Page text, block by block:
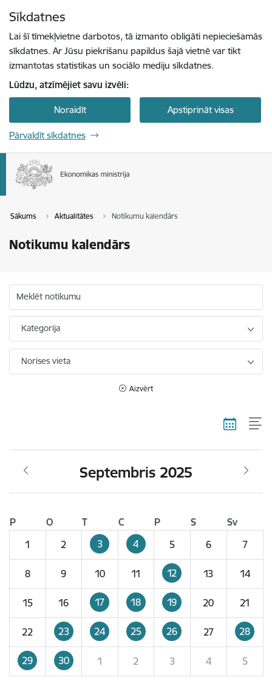
Sīkdatnes
Lai šī tīmekļvietne darbotos, tā izmanto obligāti nepieciešamās
sīkdatnes. Ar Jūsu piekrišanu papildus šajā vietnē var tikt
izmantotas statistikas un sociālo mediju sīkdatnes.
Lūdzu, atzīmējiet savu izvēli:
Noraidīt Apstiprināt visas
Pārvaldīt sīkdatnes
Sākums Aktualitātes Notikumu kalendārs
Notikumu kalendārs
Meklēt notikumu
Kategorija
Norises vieta
Aizvērt
Septembris 2025
P O T C P S
Sv
1
2 3 4 5 6 7
8 9 10 11 12 13 14
15 16 17 18 19 20 21
22 23 24 25 26 27 28
29 30 1 2 3 4 5